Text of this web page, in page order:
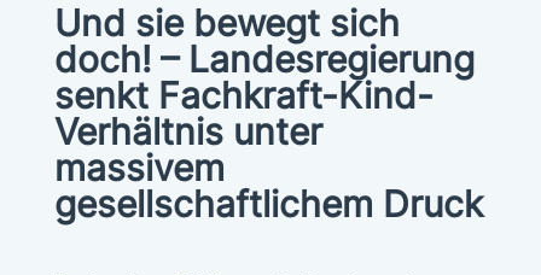
Und sie bewegt sich
doch! – Landesregierung
senkt Fachkraft-Kind-
Verhältnis unter
massivem
gesellschaftlichem Druck